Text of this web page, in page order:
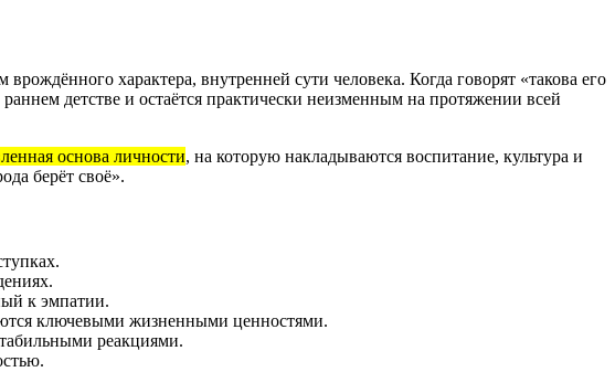
характера, внутренней сути человека. Когда говорят «такова его
детстве и остаётся практически неизменным на протяжении всей
основа личности, на которую накладываются воспитание, культура и
берёт своё».
к эмпатии.
ключевыми жизненными ценностями.
реакциями.